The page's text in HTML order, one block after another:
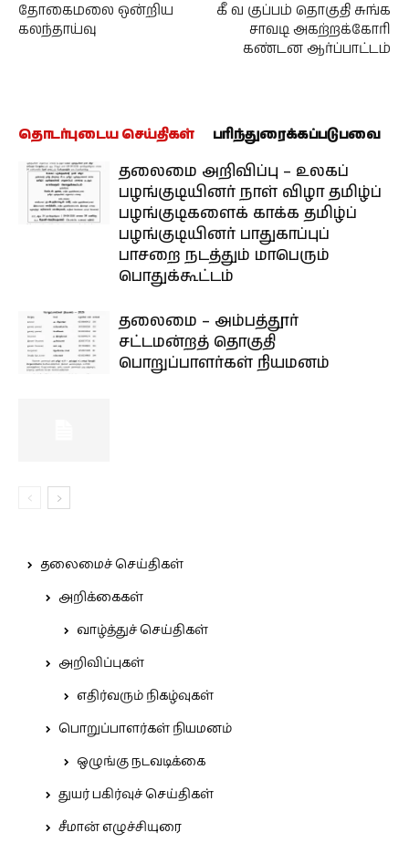
தோகைமலை ஒன்றிய
கலந்தாய்வு
கீ வ குப்பம் தொகுதி சுங்க
சாவடி அகற்றக்கோரி
கண்டன ஆர்ப்பாட்டம்
தொடர்புடைய செய்திகள் பரிந்துரைக்கப்படுபவை
தலைமை அறிவிப்பு – உலகப்
பழங்குடியினர் நாள் விழா தமிழ்ப்
பழங்குடிகளைக் காக்க தமிழ்ப்
பழங்குடியினர் பாதுகாப்புப்
பாசறை நடத்தும் மாபெரும்
பொதுக்கூட்டம்
தலைமை – அம்பத்தூர்
சட்டமன்றத் தொகுதி
பொறுப்பாளர்கள் நியமனம்
தலைமைச் செய்திகள்
அறிக்கைகள்
வாழ்த்துச் செய்திகள்
அறிவிப்புகள்
எதிர்வரும் நிகழ்வுகள்
பொறுப்பாளர்கள் நியமனம்
ஒழுங்கு நடவடிக்கை
துயர் பகிர்வுச் செய்திகள்
சீமான் எழுச்சியுரை